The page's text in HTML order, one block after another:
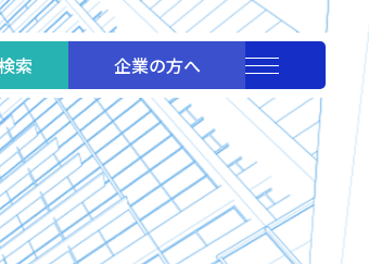
索 企業の方へ